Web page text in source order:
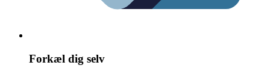
Forkæl dig selv